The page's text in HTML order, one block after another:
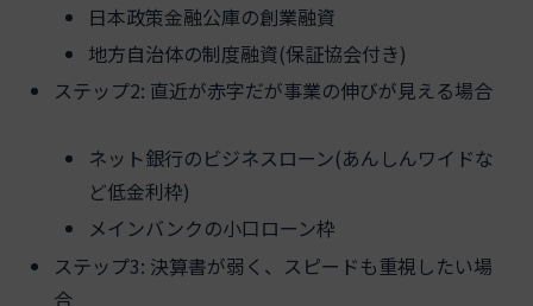
日本政策金融公庫の創業融資
地方自治体の制度融資(保証協会付き)
ステップ2: 直近が赤字だが事業の伸びが見える場合
ネット銀行のビジネスローン(あんしんワイドな
ど低金利枠)
メインバンクの小口ローン枠
ステップ3: 決算書が弱く、スピードも重視したい場
合